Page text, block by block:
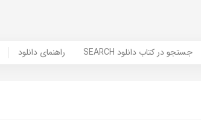
راهنمای دانلود SEARCH جستجو در کتاب دانلود